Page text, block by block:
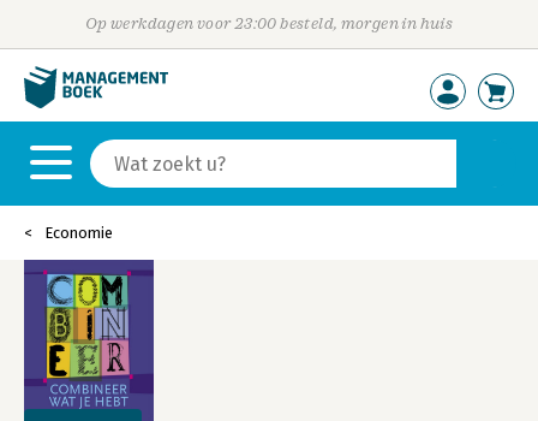
Op werkdagen voor 23:00 besteld, morgen in huis
Economie